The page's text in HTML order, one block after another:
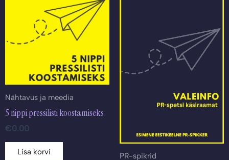
Nähtavus ja meedia
5 nippi pressilisti koostamiseks
€0.00
Lisa korvi PR-spikrid